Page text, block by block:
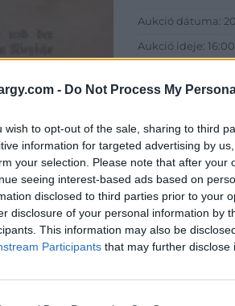
- Do Not Process My
wish to opt-out of the sale, sharing to third
information for targeted advertising by
your selection. Please note that after your
seeing interest-based ads based on
disclosed to third parties prior to your
disclosure of your personal information by
This information may also be
Participants that may further disclose
Aukció dátuma:
Aukció ideje: 16:00
Tételszám: 48
Eladó adatai